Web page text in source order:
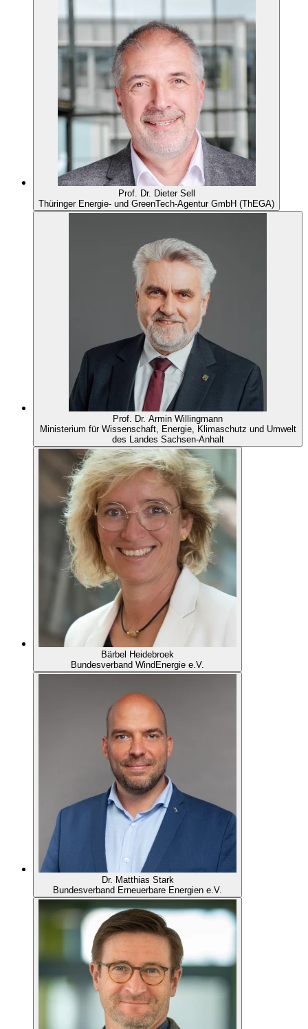
Prof. Dr. Dieter Sell
Thüringer Energie- und GreenTech-Agentur GmbH (ThEGA)
Prof. Dr. Armin Willingmann
Ministerium für Wissenschaft, Energie, Klimaschutz und Umwelt
des Landes Sachsen-Anhalt
Bärbel Heidebroek
Bundesverband WindEnergie e.V.
Dr. Matthias Stark
Bundesverband Erneuerbare Energien e.V.